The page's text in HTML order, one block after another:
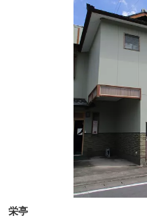
栄亭